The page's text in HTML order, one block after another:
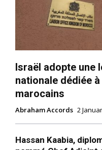
Israël adopte une
nationale dédiée
marocains
Abraham Accords 2
Hassan Kaabia,